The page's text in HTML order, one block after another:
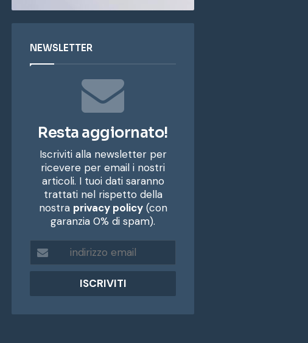
NEWSLETTER
Resta aggiornato!
Iscriviti alla newsletter per
ricevere per email i nostri
articoli. I tuoi dati saranno
trattati nel rispetto della
nostra privacy policy(con
garanzia 0% di spam).
d
r